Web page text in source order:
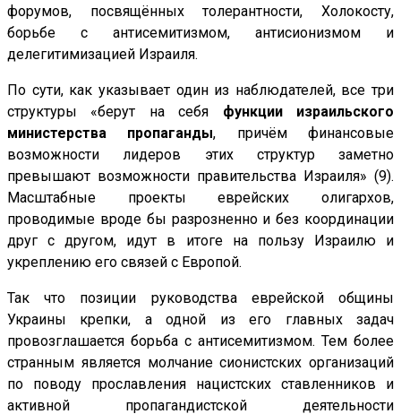
форумов, посвящённых толерантности, Холокосту,
борьбе с антисемитизмом, антисионизмом и
делегитимизацией Израиля.
По сути, как указывает один из наблюдателей, все три
структуры «берут на себя функции израильского
министерства пропаганды, причём финансовые
возможности лидеров этих структур заметно
превышают возможности правительства Израиля» (9).
Масштабные проекты еврейских олигархов,
проводимые вроде бы разрозненно и без координации
друг с другом, идут в итоге на пользу Израилю и
укреплению его связей с Европой.
Так что позиции руководства еврейской общины
Украины крепки, а одной из его главных задач
провозглашается борьба с антисемитизмом. Тем более
странным является молчание сионистских организаций
по поводу прославления нацистских ставленников и
активной пропагандистской деятельности